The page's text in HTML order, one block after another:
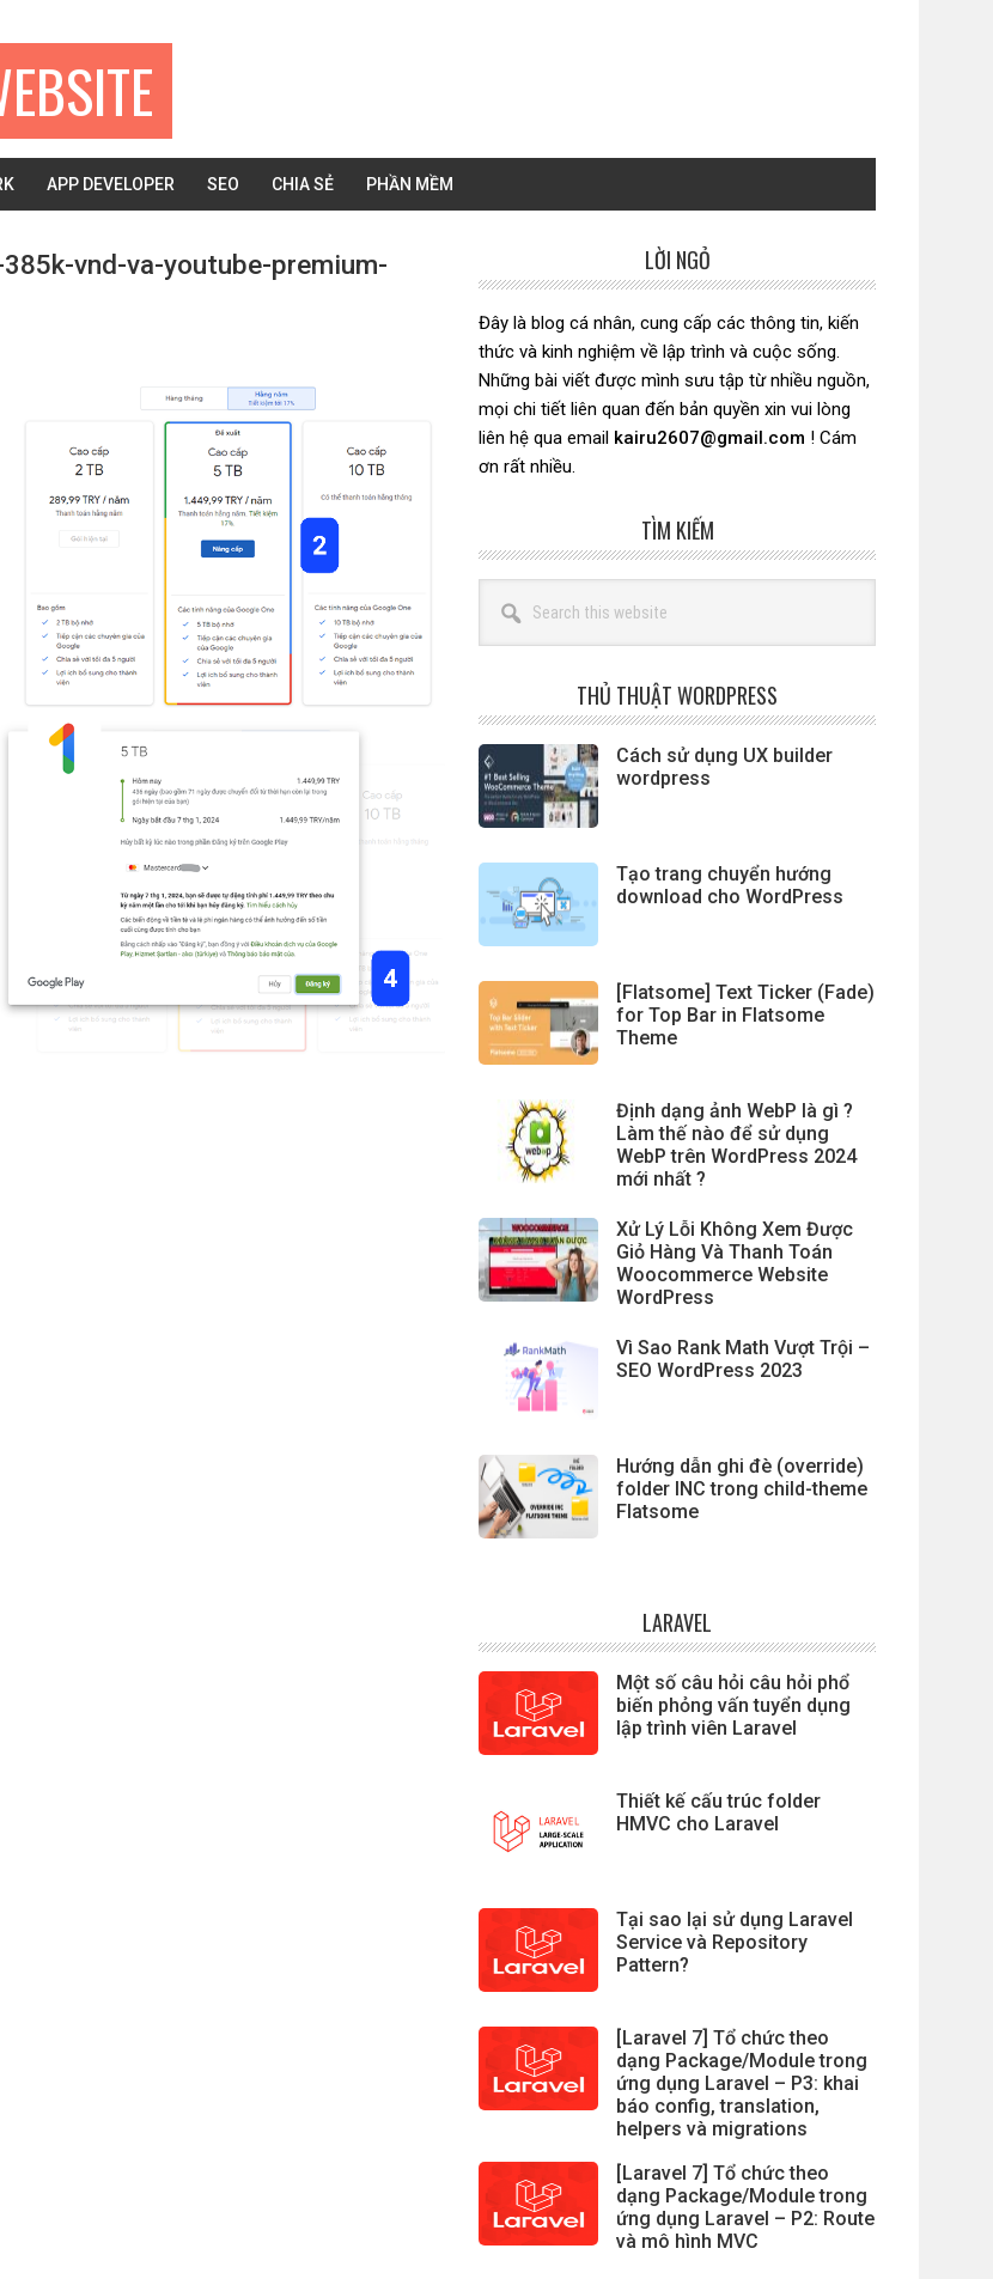
APP DEVELOPER SEO CHIA SẺ PHẦN MỀM
vnd-va-youtube-premium-
chính
LỜI NGỎ
Đây là blog cá nhân, cung cấp các thông tin, kiến
thức và kinh nghiệm về lập trình và cuộc sống.
Những bài viết được mình sưu tập từ nhiều nguồn,
mọi chi tiết liên quan đến bản quyền xin vui lòng
liên hệ qua email kairu2607@gmail.com ! Cám
ơn rất nhiều.
TÌM KIẾM
this
website
THỦ THUẬT WORDPRESS
Cách sử dụng UX builder
wordpress
Tạo trang chuyển hướng
download cho WordPress
[Flatsome] Text Ticker (Fade)
for Top Bar in Flatsome
Theme
Định dạng ảnh WebP là gì ?
Làm thế nào để sử dụng
WebP trên WordPress 2024
mới nhất ?
Xử Lý Lỗi Không Xem Được
Giỏ Hàng Và Thanh Toán
Woocommerce Website
WordPress
Vì Sao Rank Math Vượt Trội –
SEO WordPress 2023
Hướng dẫn ghi đè (override)
folder INC trong child-theme
Flatsome
LARAVEL
Một số câu hỏi câu hỏi phổ
biến phỏng vấn tuyển dụng
lập trình viên Laravel
Thiết kế cấu trúc folder
HMVC cho Laravel
Tại sao lại sử dụng Laravel
Service và Repository
Pattern?
[Laravel 7] Tổ chức theo
dạng Package/Module trong
ứng dụng Laravel – P3: khai
báo config, translation,
helpers và migrations
[Laravel 7] Tổ chức theo
dạng Package/Module trong
ứng dụng Laravel – P2: Route
và mô hình MVC